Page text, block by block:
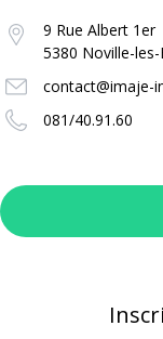
9 Rue Albert 1er
5380 Noville-
contact@imaje-
081/40.91.60